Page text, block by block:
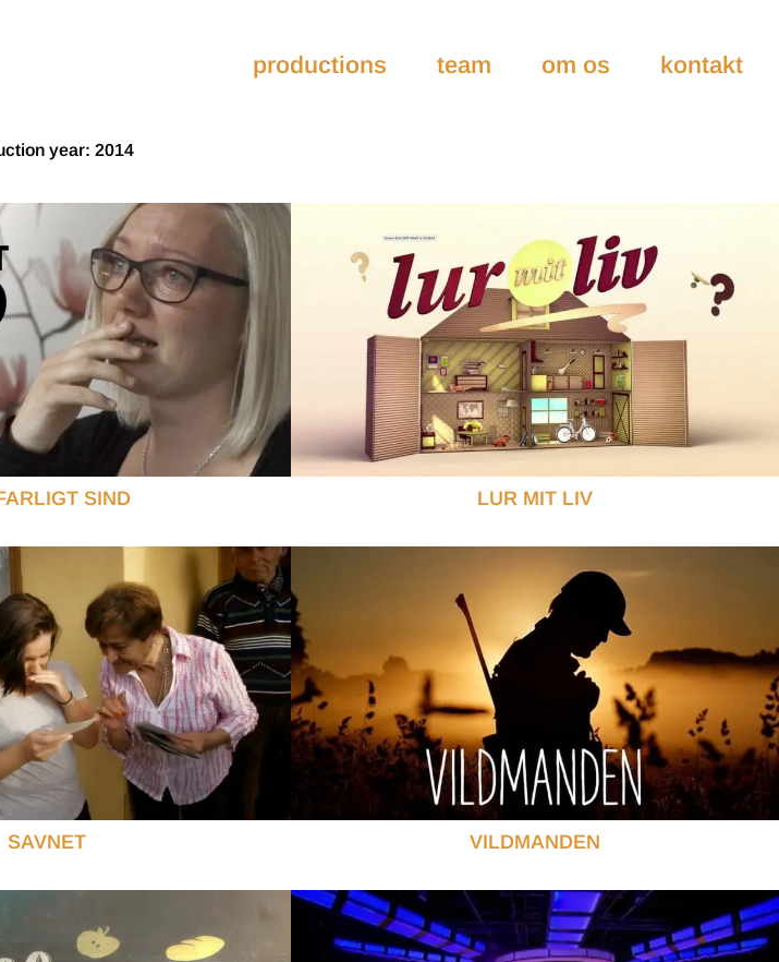
productions team om os kontakt
year: 2014
SIND LUR MIT LIV
SAVNET VILDMANDEN